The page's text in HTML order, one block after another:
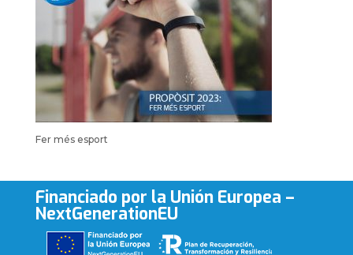
Fer més esport
Financiado por la Unión Europea –
NextGenerationEU